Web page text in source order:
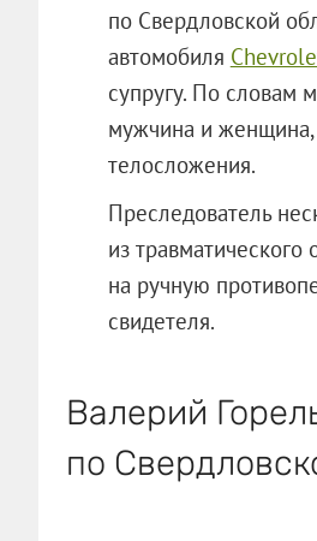
по Свердловской
автомобиля
супругу. По словам
мужчина и женщина,
телосложения.
Преследователь
из
на ручную
свидетеля.
Валерий
по